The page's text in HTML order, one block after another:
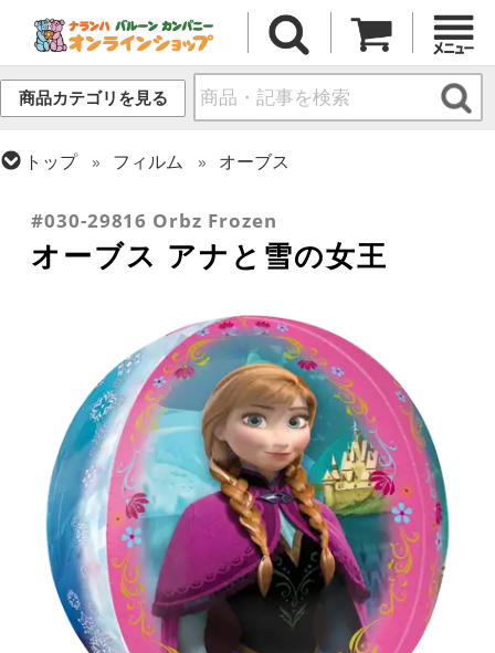
商品カテゴリを見る
トップ フィルム
オーブス
#030-29816 Orbz Frozen
オーブス アナと雪の女王